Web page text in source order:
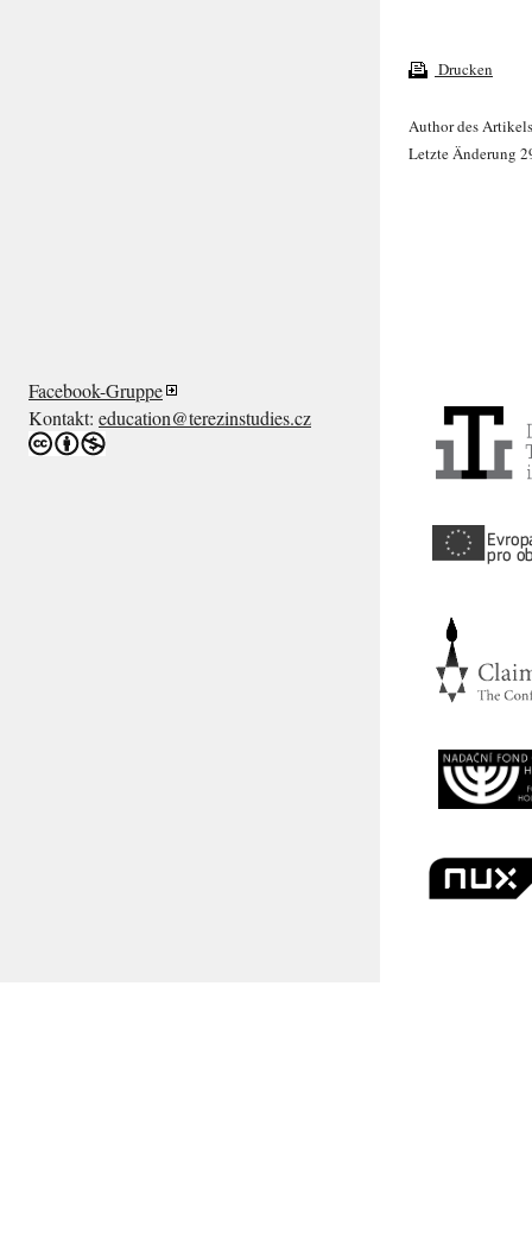
Drucken
Author des
Letzte Änderung
Facebook-Gruppe
Kontakt: education@terezinstudies.cz